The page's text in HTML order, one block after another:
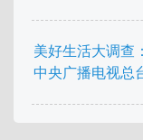
美好生活大调查
中央广播电视总